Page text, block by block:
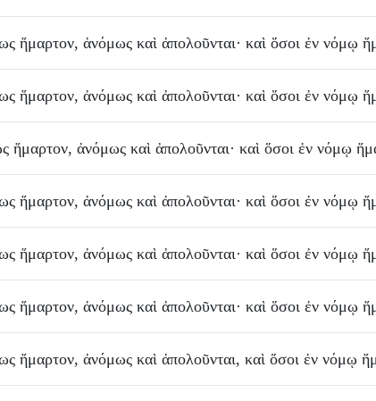
ἥμαρτον, ἀνόμως καὶ ἀπολοῦνται· καὶ ὅσοι ἐν νόμῳ
ἥμαρτον, ἀνόμως καὶ ἀπολοῦνται· καὶ ὅσοι ἐν νόμῳ
ἥμαρτον, ἀνόμως καὶ ἀπολοῦνται· καὶ ὅσοι ἐν νόμῳ
ἥμαρτον, ἀνόμως καὶ ἀπολοῦνται· καὶ ὅσοι ἐν νόμῳ
ἥμαρτον, ἀνόμως καὶ ἀπολοῦνται· καὶ ὅσοι ἐν νόμῳ
ἥμαρτον, ἀνόμως καὶ ἀπολοῦνται· καὶ ὅσοι ἐν νόμῳ
ἥμαρτον, ἀνόμως καὶ ἀπολοῦνται, καὶ ὅσοι ἐν νόμῳ